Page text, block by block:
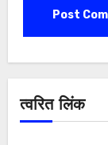
त्वरित लिंक